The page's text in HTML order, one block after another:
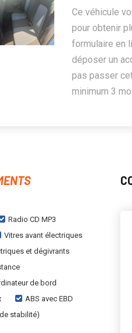
Ce véhicule
pour obtenir
formulaire en
déposer un
pas passer
minimum 3
Radio CD MP3
Vitres avant électriques
et dégivrants
de bord
ABS avec EBD
stabilité)